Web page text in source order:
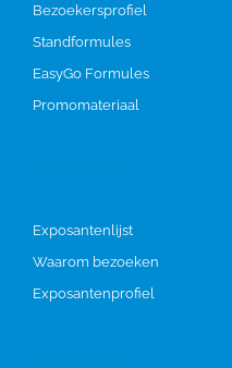
Bezoekersprofiel
Standformules
EasyGo Formules
Promomateriaal
Exposantenlijst
Waarom bezoeken
Exposantenprofiel